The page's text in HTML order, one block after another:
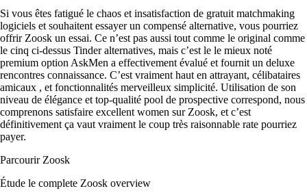
Si vous êtes fatigué le chaos et insatisfaction de gratuit matchmaking
logiciels et souhaitent essayer un compensé alternative, vous pourriez
offrir Zoosk un essai. Ce n’est pas aussi tout comme le original comme
le cinq ci-dessus Tinder alternatives, mais c’est le le mieux noté
premium option AskMen a effectivement évalué et fournit un deluxe
rencontres connaissance. C’est vraiment haut en attrayant, célibataires
amicaux , et fonctionnalités merveilleux simplicité. Utilisation de son
niveau de élégance et top-qualité pool de prospective correspond, nous
comprenons satisfaire excellent women sur Zoosk, et c’est
définitivement ça vaut vraiment le coup très raisonnable rate pourriez
payer.
Parcourir Zoosk
Étude le complete Zoosk overview